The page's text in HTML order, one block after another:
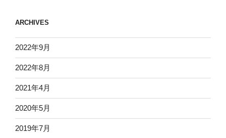
ARCHIVES
2022年9月
2022年8月
2021年4月
2020年5月
2019年7月